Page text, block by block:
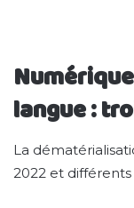
langue :
La
2022 et